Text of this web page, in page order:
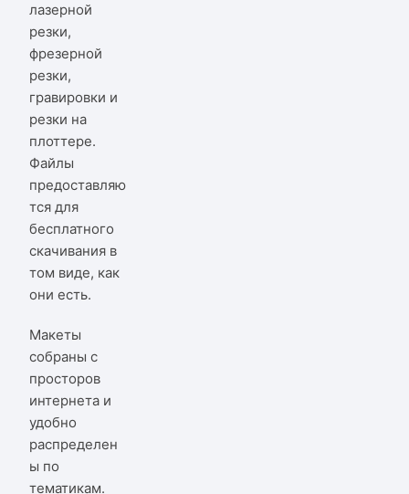
лазерной
резки,
фрезерной
резки,
гравировки и
резки на
плоттере.
Файлы
предоставляю
тся для
бесплатного
скачивания в
том виде, как
они есть.
Макеты
собраны с
просторов
интернета и
удобно
распределен
ы по
тематикам.